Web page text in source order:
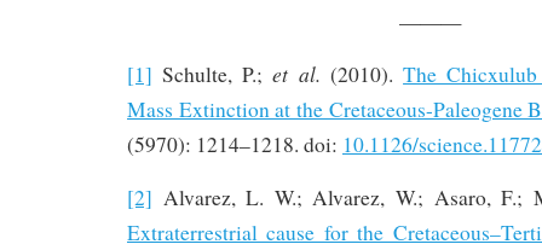
———
[1] Schulte, P.; et al. (2010).The
Mass Extinction at the Cretaceous-Paleogene
(5970): 1214–1218. doi: 10.1126/
[2] Alvarez, L. W.; Alvarez, W.; Asaro, F.;
Extraterrestrial cause for the